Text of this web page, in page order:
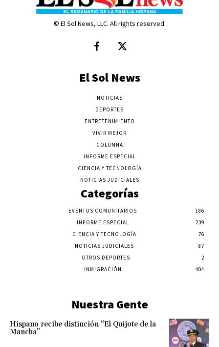
© El Sol News, LLC. All rights reserved.
El Sol News
NOTICIAS
DEPORTES
ENTRETENIMIENTO
VIVIR MEJOR
COLUMNA
INFORME ESPECIAL
CIENCIA Y TECNOLOGÍA
NOTICIAS JUDICIALES
Categorías
EVENTOS COMUNITARIOS
186
INFORME ESPECIAL
239
CIENCIA Y TECNOLOGÍA
76
NOTICIAS JUDICIALES
87
OTROS DEPORTES
2
INMIGRACIÓN
404
Nuestra Gente
Hispano recibe distinción “El Quijote de la
Mancha”